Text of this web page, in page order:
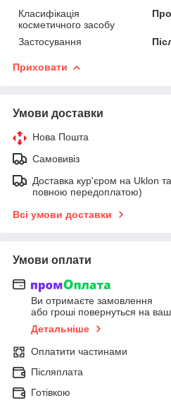
Класифікація
косметичного засобу
Застосування
Приховати
Умови доставки
Нова Пошта
Самовивіз
Доставка кур'єром на Uklon
повною передоплатою)
Всі умови доставки
Умови оплати
Ви отримаєте замовлення
або гроші повернуться на
Детальніше
Оплатити частинами
Післяплата
Готівкою